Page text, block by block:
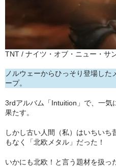
ブリティッシュ・ロック
イタリアン・ロック
日本のプログレ
ジャパニーズ
ヴォーカリスト
TNT / ナイツ・オブ・ニュー・サ
ノルウェーからひっそり登場し
ープ。
3rdアルバム「Intuition」で、一気
果たす。
しかし古い人間（私）はいちい
もなく「北欧メタル」だった！
いかにも北欧！と言う題材を扱